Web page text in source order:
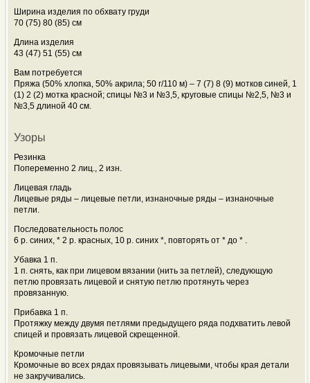
Ширина изделия по обхвату груди
70 (75) 80 (85) см
Длина изделия
43 (47) 51 (55) см
Вам потребуется
Пряжа (50% хлопка, 50% акрила; 50 г/110 м) – 7 (7) 8 (9) мотков синей, 1
(1) 2 (2) мотка красной; спицы №3 и №3,5, круговые спицы №2,5, №3 и
№3,5 длиной 40 см.
Узоры
Резинка
Попеременно 2 лиц., 2 изн.
Лицевая гладь
Лицевые ряды – лицевые петли, изнаночные ряды – изнаночные
петли.
Последовательность полос
6 р. синих, * 2 р. красных, 10 р. синих *, повторять от * до * .
Убавка 1 п.
1 п. снять, как при лицевом вязании (нить за петлей), следующую
петлю провязать лицевой и снятую петлю протянуть через
провязанную.
Прибавка 1 п.
Протяжку между двумя петлями предыдущего ряда подхватить левой
спицей и провязать лицевой скрещенной.
Кромочные петли
Кромочные во всех рядах провязывать лицевыми, чтобы края детали
не закручивались.